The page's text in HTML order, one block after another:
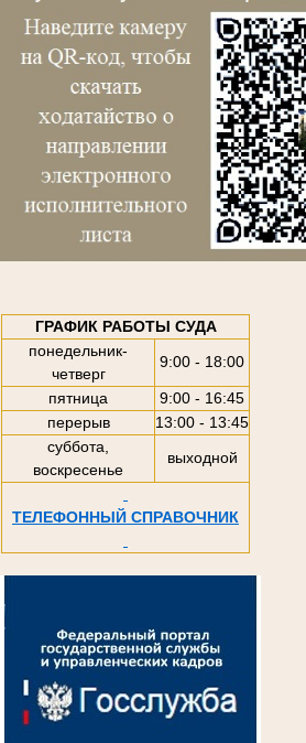
ГРАФИК РАБОТЫ СУДА
понедельник-
четверг
9:00 - 18:00
пятница
9:00 - 16:45
перерыв
13:00 - 13:45
суббота,
воскресенье
выходной
ТЕЛЕФОННЫЙ СПРАВОЧНИК